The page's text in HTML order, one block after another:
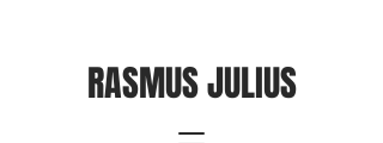
RASMUS JULIUS